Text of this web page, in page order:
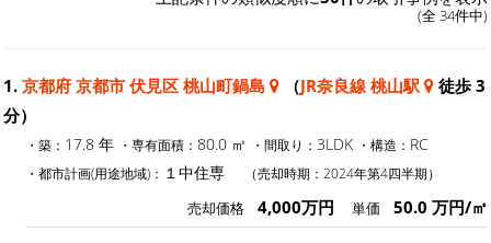
(全 34件中)
1. 京都府 京都市 伏見区 桃山町鍋島 （JR奈良線 桃山駅
徒歩 3
分）
・築： 17.8 年 ・専有面積： 80.0 ㎡ ・間取り： 3LDK ・構造： RC
・都市計画(用途地域)： １中住専 （売却時期：2024年第4四半期）
売却価格 4,000万円 単価 50.0 万円/㎡